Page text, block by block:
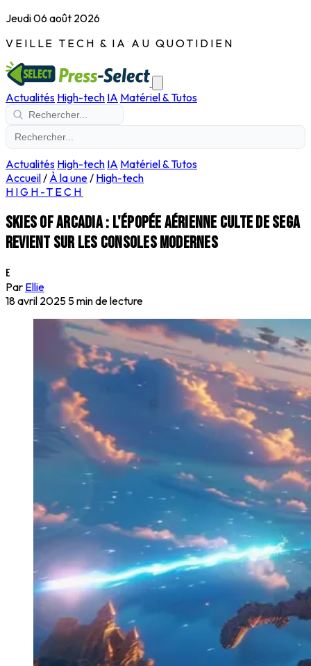
Jeudi 06 août 2026
VEILLE TECH & IA AU QUOTIDIEN
Actualités High-tech IA Matériel & Tutos
Actualités High-tech IA Matériel & Tutos
Accueil/ À la une/ High-tech
HIGH-TECH
Skies of Arcadia : l'épopée aérienne culte de Sega
revient sur les consoles modernes
E
Par Ellie
18 avril 2025 5 min de lecture